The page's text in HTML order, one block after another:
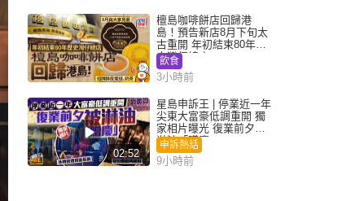
檀島咖啡餅店回歸港
島！預告新店8月下旬太
古重開 年初結束80年歷
史灣仔總店
飲食
3小時前
02:52
星島申訴王 | 停業近一年
尖東大富豪低調重開 獨
家相片曝光 復業前夕被
淋油「贈慶」
申訴熱話
9小時前